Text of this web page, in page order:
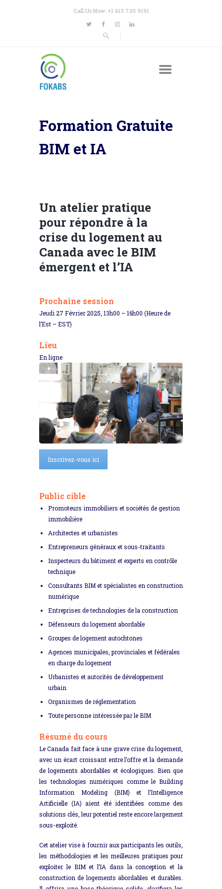
Call Us Now: +1 613 730 9191
Formation Gratuite
BIM et IA
Un atelier pratique
pour répondre à la
crise du logement au
Canada avec le BIM
émergent et l’IA
Prochaine session
Jeudi 27 Février 2025, 13h00 – 16h00 (Heure de
l’Est – EST)
Lieu
En ligne
Inscrivez-vous ici
Public cible
Promoteurs immobiliers et sociétés de gestion
immobilière
Architectes et urbanistes
Entrepreneurs généraux et sous-traitants
Inspecteurs du bâtiment et experts en contrôle
technique
Consultants BIM et spécialistes en construction
numérique
Entreprises de technologies de la construction
Défenseurs du logement abordable
Groupes de logement autochtones
Agences municipales, provinciales et fédérales
en charge du logement
Urbanistes et autorités de développement
urbain
Organismes de réglementation
Toute personne intéressée par le BIM
Résumé du cours
Le Canada fait face à une grave crise du logement,
avec un écart croissant entre l’offre et la demande
de logements abordables et écologiques. Bien que
les technologies numériques comme le Building
Information Modeling (BIM) et l’Intelligence
Artificielle (IA) aient été identifiées comme des
solutions clés, leur potentiel reste encore largement
sous-exploité.
Cet atelier vise à fournir aux participants les outils,
les méthodologies et les meilleures pratiques pour
exploiter le BIM et l’IA dans la conception et la
construction de logements abordables et durables.